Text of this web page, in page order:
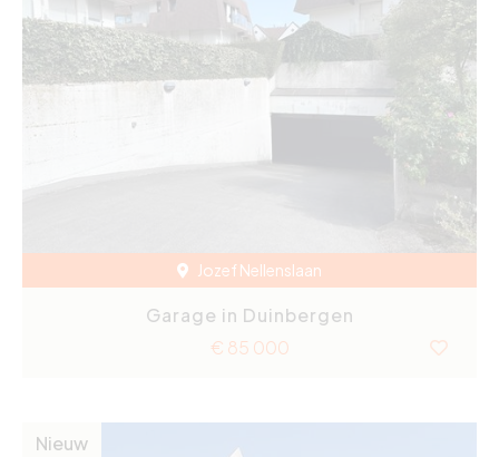
Jozef Nellenslaan
Garage in Duinbergen
€ 85 000
Nieuw